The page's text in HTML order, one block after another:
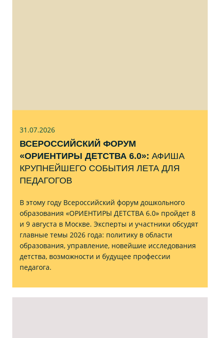
31.07.2026
ВСЕРОССИЙСКИЙ ФОРУМ
«ОРИЕНТИРЫ ДЕТСТВА 6.0»: АФИША
КРУПНЕЙШЕГО СОБЫТИЯ ЛЕТА ДЛЯ
ПЕДАГОГОВ
В этому году Всероссийский форум дошкольного
образования «ОРИЕНТИРЫ ДЕТСТВА 6.0» пройдет 8
и 9 августа в Москве. Эксперты и участники обсудят
главные темы 2026 года: политику в области
образования, управление, новейшие исследования
детства, возможности и будущее профессии
педагога.